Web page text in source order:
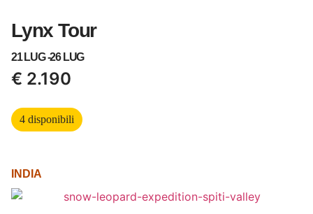
Lynx Tour
21 LUG -26 LUG
€ 2.190
4 disponibili
INDIA